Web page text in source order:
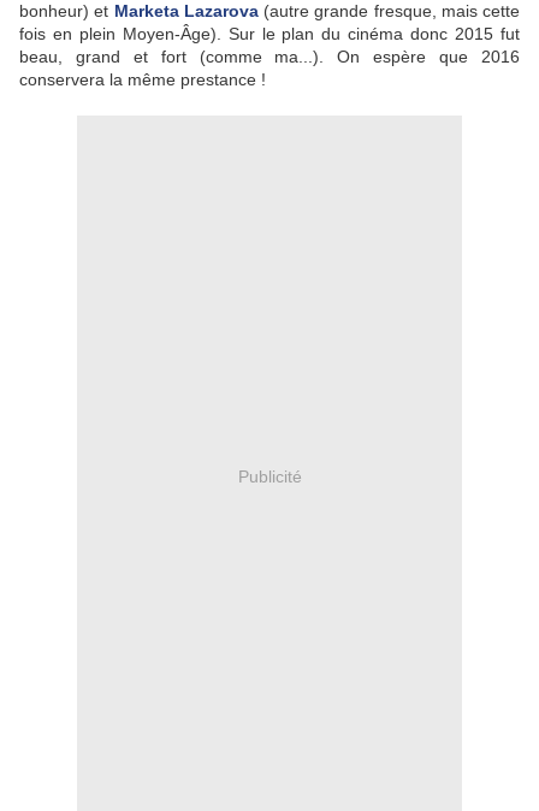
bonheur) et Marketa Lazarova(autre grande fresque, mais cette
fois en plein Moyen-Âge). Sur le plan du cinéma donc 2015 fut
beau, grand et fort (comme ma...). On espère que 2016
conservera la même prestance !
Publicité